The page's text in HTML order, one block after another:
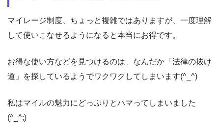
マイレージ制度、ちょっと複雑ではありますが、一度理解
して使いこなせるようになると本当にお得です。
お得な使い方などを見つけるのは、なんだか「法律の抜け
道」を探しているようでワクワクしてしまいます(^_^)
私はマイルの魅力にどっぷりとハマってしまいました
(^_^;)